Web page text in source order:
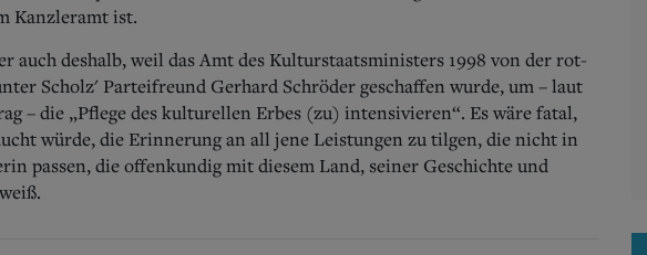
Kanzleramt ist.
auch deshalb, weil das Amt des Kulturstaatsministers 1998 von der rot-
Scholz' Parteifreund Gerhard Schröder geschaffen wurde, um – laut
– die „Pflege des kulturellen Erbes (zu) intensivieren“. Es wäre fatal,
würde, die Erinnerung an all jene Leistungen zu tilgen, die nicht in
passen, die offenkundig mit diesem Land, seiner Geschichte und